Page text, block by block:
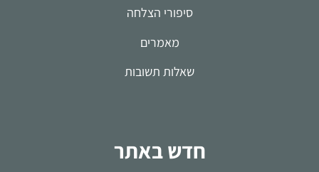
סיפורי הצלחה
מאמרים
שאלות תשובות
חדש באתר